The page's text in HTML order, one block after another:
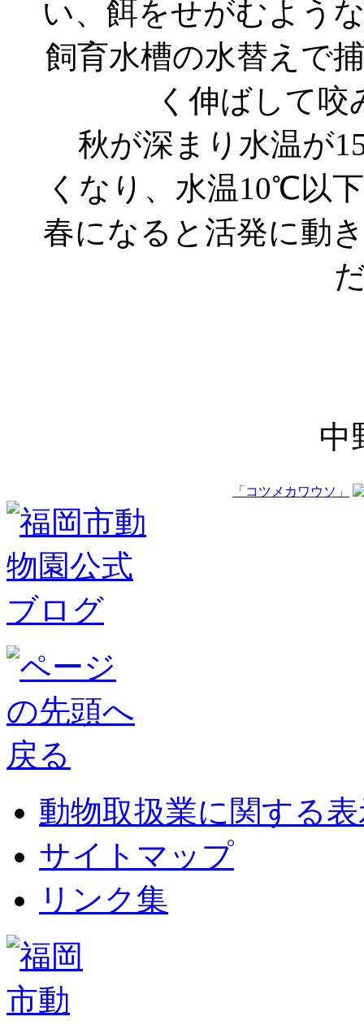
い、餌をせがむよう
飼育水槽の水替えで
く伸ばして
秋が深まり水温が
くなり、水温10℃以
春になると活発に動
「コツメカワウソ」
動物取扱業に関する
サイトマップ
リンク集